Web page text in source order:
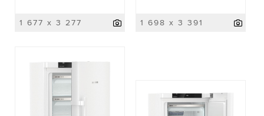
1 677 x 3 277 1 698 x 3 391